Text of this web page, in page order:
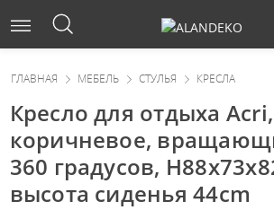
ГЛАВНАЯ МЕБЕЛЬ СТУЛЬЯ КРЕСЛА
Кресло для отдыха
коричневое,
360 градусов,
высота сиденья 44cm